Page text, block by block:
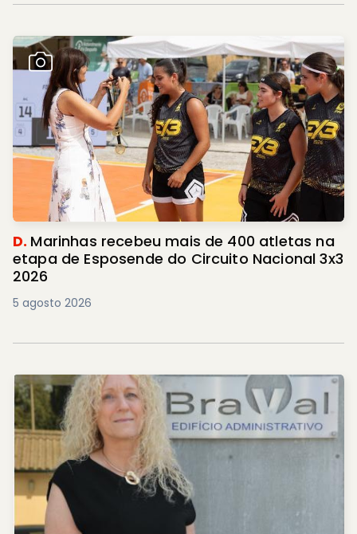
D. Marinhas recebeu mais de 400 atletas na
etapa de Esposende do Circuito Nacional 3x3
2026
5 agosto 2026